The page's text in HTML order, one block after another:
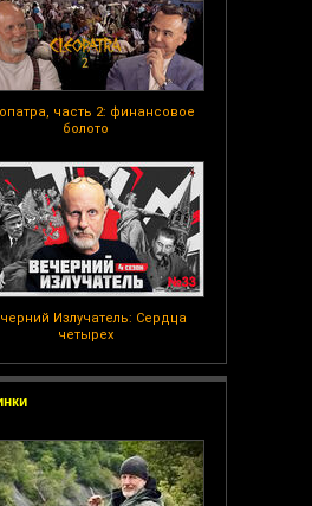
часть 2: финансовое
болото
Излучатель: Сердца
четырех